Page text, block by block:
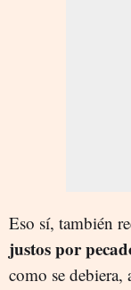
Eso sí, también
justos por
como se debiera,